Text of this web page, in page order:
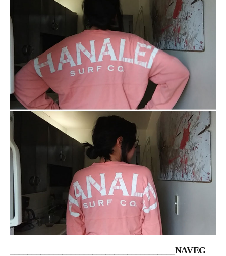
______________________________________NAVEG